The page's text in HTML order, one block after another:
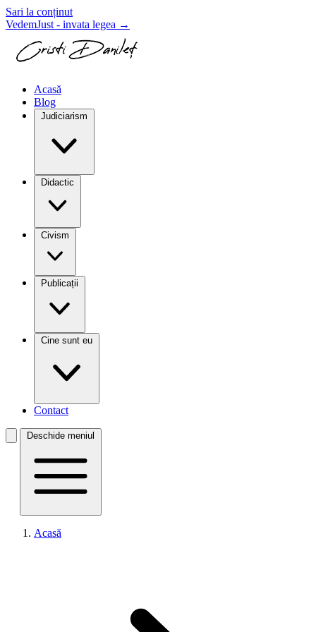
Sari la conținut
VedemJust - invata legea →
Acasă
Blog
Judiciarism
Didactic
Civism
Publicații
Cine sunt eu
Contact
Deschide meniul
Acasă